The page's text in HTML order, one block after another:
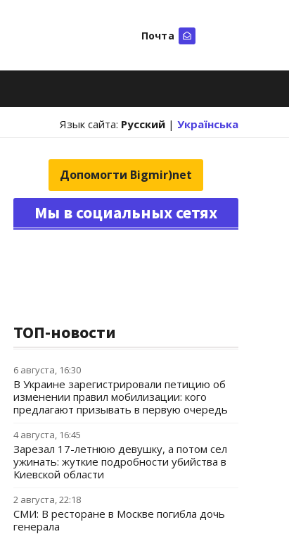
Почта
Язык сайта: Русский | Українська
Допомогти Bigmir)net
Мы в социальных сетях
ТОП-новости
6 августа, 16:30
В Украине зарегистрировали петицию об
изменении правил мобилизации: кого
предлагают призывать в первую очередь
4 августа, 16:45
Зарезал 17-летнюю девушку, а потом сел
ужинать: жуткие подробности убийства в
Киевской области
2 августа, 22:18
СМИ: В ресторане в Москве погибла дочь
генерала